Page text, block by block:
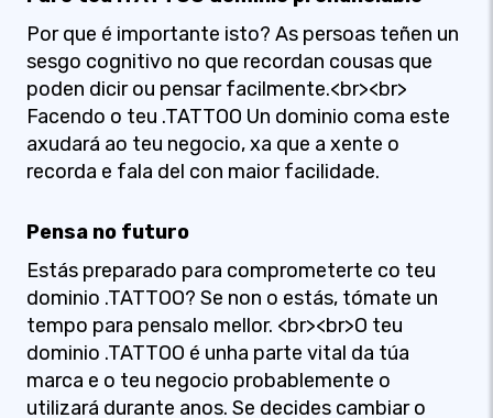
Por que é importante isto? As persoas teñen un
sesgo cognitivo no que recordan cousas que
poden dicir ou pensar facilmente.<br><br>
Facendo o teu .TATTOO Un dominio coma este
axudará ao teu negocio, xa que a xente o
recorda e fala del con maior facilidade.
Pensa no futuro
Estás preparado para comprometerte co teu
dominio .TATTOO? Se non o estás, tómate un
tempo para pensalo mellor. <br><br>O teu
dominio .TATTOO é unha parte vital da túa
marca e o teu negocio probablemente o
utilizará durante anos. Se decides cambiar o